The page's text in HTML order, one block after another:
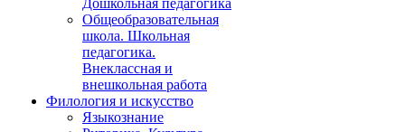
Дошкольная педагогика
Общеобразовательная
школа. Школьная
педагогика.
Внеклассная и
внешкольная работа
Филология и искусство
Языкознание